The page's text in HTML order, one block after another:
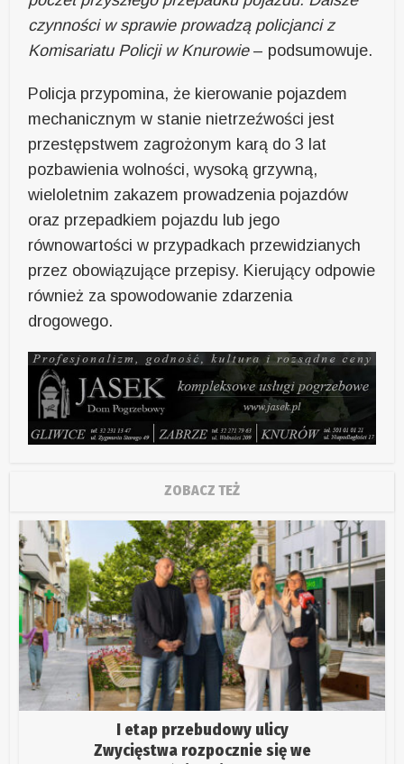
czynności w sprawie prowadzą policjanci z
Komisariatu Policji w Knurowie– podsumowuje.
Policja przypomina, że kierowanie pojazdem
mechanicznym w stanie nietrzeźwości jest
przestępstwem zagrożonym karą do 3 lat
pozbawienia wolności, wysoką grzywną,
wieloletnim zakazem prowadzenia pojazdów
oraz przepadkiem pojazdu lub jego
równowartości w przypadkach przewidzianych
przez obowiązujące przepisy. Kierujący odpowie
również za spowodowanie zdarzenia
drogowego.
ZOBACZ TEŻ
I etap przebudowy ulicy
Zwycięstwa rozpocznie się we